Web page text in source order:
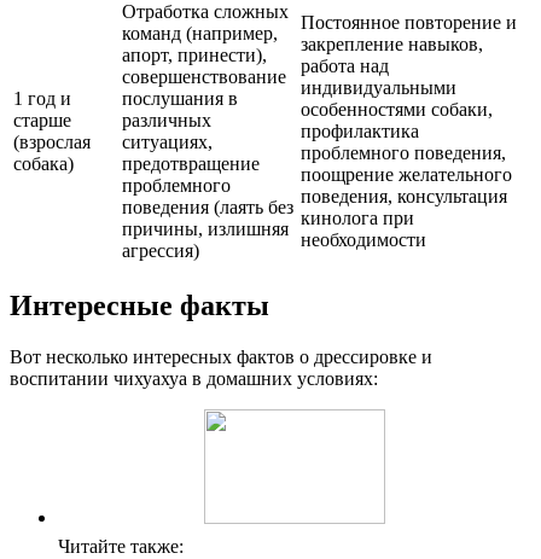
1 год и
старше
(взрослая
собака)
Отработка сложных
команд (например,
апорт, принести),
совершенствование
послушания в
различных
ситуациях,
предотвращение
проблемного
поведения (лаять без
причины, излишняя
агрессия)
Постоянное повторение и
закрепление навыков,
работа над
индивидуальными
особенностями собаки,
профилактика
проблемного поведения,
поощрение желательного
поведения, консультация
кинолога при
необходимости
Интересные факты
Вот несколько интересных фактов о дрессировке и
воспитании чихуахуа в домашних условиях:
Читайте также: